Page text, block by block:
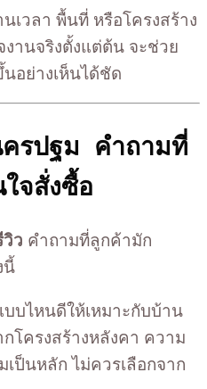
เวลา พื้นที่ หรือโครงสร้าง
งานจริงตั้งแต่ต้น จะช่วย
อย่างเห็นได้ชัด
ครปฐม คำถามที่
จสั่งซื้อ
ว คำถามที่ลูกค้ามัก
นี้
บบไหนดีให้เหมาะกับบ้าน
โครงสร้างหลังคา ความ
ป็นหลัก ไม่ควรเลือกจาก